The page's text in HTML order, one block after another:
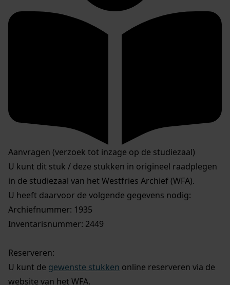
Aanvragen (verzoek tot inzage op de studiezaal)
U kunt dit stuk / deze stukken in origineel raadplegen
in de studiezaal van het Westfries Archief (WFA).
U heeft daarvoor de volgende gegevens nodig:
Archiefnummer: 1935
Inventarisnummer: 2449
Reserveren:
U kunt de gewenste stukken online reserveren via de
website van het WFA.